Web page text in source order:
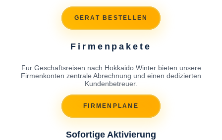
GERAT BESTELLEN
Firmenpakete
Fur Geschaftsreisen nach Hokkaido Winter bieten unsere
Firmenkonten zentrale Abrechnung und einen dedizierten
Kundenbetreuer.
FIRMENPLANE
Sofortige Aktivierung